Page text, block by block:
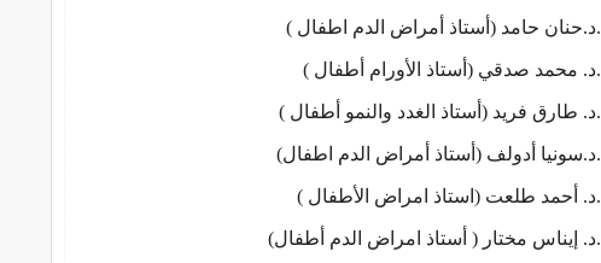
أ.د.حنان حامد (أستاذ أمراض الدم اطفال )
أ.د. محمد صدقي (أستاذ الأورام أطفال )
أ.د. طارق فريد (أستاذ الغدد والنمو أطفال )
أ.د.سونيا أدولف (أستاذ أمراض الدم اطفال)
أ.د. أحمد طلعت (استاذ امراض الأطفال )
أ.د. إيناس مختار ( أستاذ امراض الدم أطفال)